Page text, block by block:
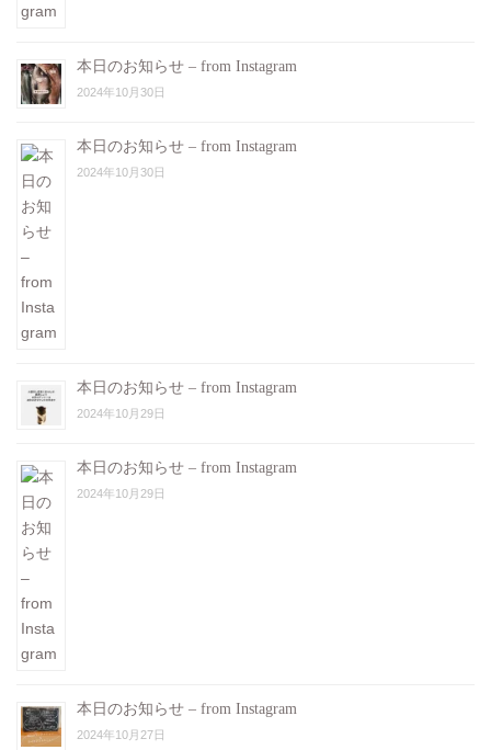
本日のお知らせ – from Instagram
2024年10月30日
本日のお知らせ – from Instagram
2024年10月30日
本日のお知らせ – from Instagram
2024年10月29日
本日のお知らせ – from Instagram
2024年10月29日
本日のお知らせ – from Instagram
2024年10月27日